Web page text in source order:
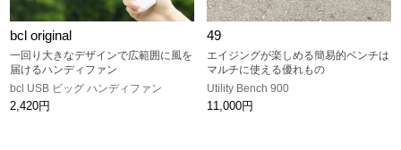
bcl original
一回り大きなデザインで広範囲に風を
届けるハンディファン
bcl USB ビッグ ハンディファン
2,420円
49
エイジングが楽しめる簡易的ベンチは
マルチに使える優れもの
Utility Bench 900
11,000円